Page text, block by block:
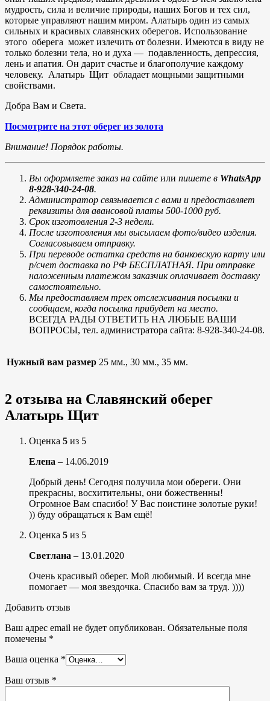
мудрость, сила и величие природы, наших Богов и тех сил,
которые управляют нашим миром. Алатырь один из самых
сильных и красивых славянских оберегов. Использование
этого оберега может излечить от болезни. Имеются в виду не
только болезни тела, но и духа — подавленность, депрессия,
лень и апатия. Он дарит счастье и благополучие каждому
человеку. Алатырь Щит обладает мощными защитными
свойствами.
Добра Вам и Света.
Посмотрите на этот оберег из золота
Внимание! Порядок работы.
Вы оформляете заказ на сайте или пишете в WhatsApp
8-928-340-24-08.
Администратор связывается с вами и предоставляет
реквизиты для авансовой платы 500-1000 руб.
Срок изготовления 2-3 недели.
После изготовления мы высылаем фото/видео изделия.
Согласовываем отправку.
При переводе остатка средств на банковскую карту или
р/счет доставка по РФ БЕСПЛАТНАЯ. При отправке
наложенным платежом заказчик оплачивает доставку
самостоятельно.
Мы предоставляем трек отслеживания посылки и
сообщаем, когда посылка прибудет на место.
ВСЕГДА РАДЫ ОТВЕТИТЬ НА ЛЮБЫЕ ВАШИ
ВОПРОСЫ, тел. администратора сайта: 8-928-340-24-08.
Нужный вам размер 25 мм., 30 мм., 35 мм.
2 отзыва на Славянский оберег
Алатырь Щит
Оценка 5 из 5
Елена – 14.06.2019
Добрый день! Сегодня получила мои обереги. Они
прекрасны, восхитительны, они божественны!
Огромное Вам спасибо! У Вас поистине золотые руки!
)) буду обращаться к Вам ещё!
Оценка 5 из 5
Светлана – 13.01.2020
Очень красивый оберег. Мой любимый. И всегда мне
помогает — моя звездочка. Спасибо вам за труд. ))))
Добавить отзыв
Ваш адрес email не будет опубликован. Обязательные поля
помечены *
Ваша оценка *
Ваш отзыв *